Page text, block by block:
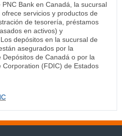
Bank en Canadá, la sucursal
servicios y productos de
de tesorería, préstamos
en activos) y
depósitos en la sucursal de
asegurados por la
de Canadá o por la
(FDIC) de Estados